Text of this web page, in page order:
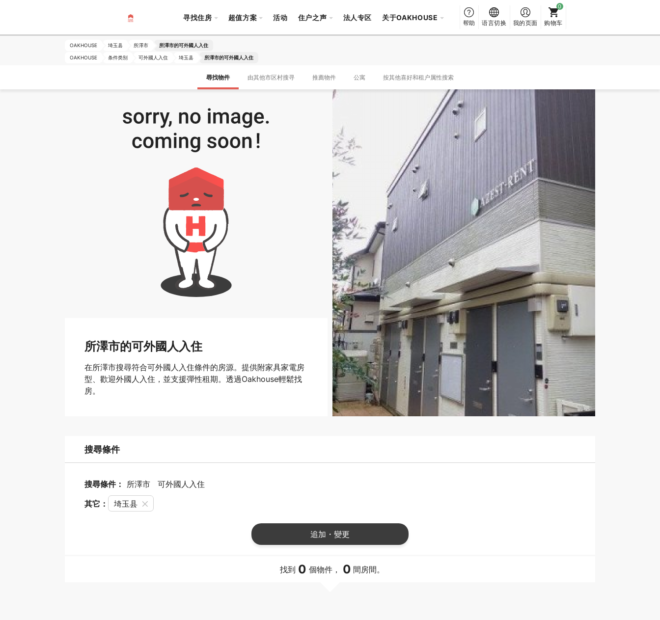
寻找住房 超值方案 活动 住户之声 法人专区 关于OAKHOUSE
帮助 语言切换 我的页面 购物车
OAKHOUSE 埼玉县 所澤市 所澤市的可外國人入住
OAKHOUSE 条件类别 可外國人入住 埼玉县 所澤市的可外國人入住
尋找物件 由其他市区村搜寻 推薦物件 公寓 按其他喜好和租户属性搜索
所澤市的可外國人入住
在所澤市搜尋符合可外國人入住條件的房源。提供附家具家電房
型、歡迎外國人入住，並支援彈性租期。透過Oakhouse輕鬆找
房。
搜尋條件
搜尋條件： 所澤市 可外國人入住
其它： 埼玉县
追加・變更
找到 0 個物件， 0 間房間。